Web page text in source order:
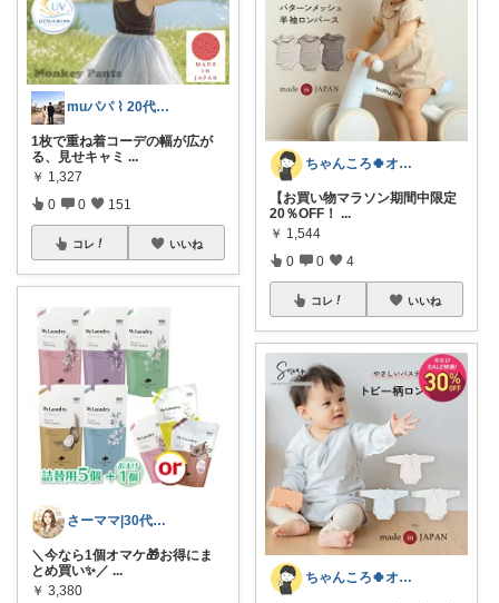
muパパ ⌇ 20代パパの子育て
1枚で重ね着コーデの幅が広が
る、見せキャミ ...
￥ 1,327
0 0 151
コレ いいね
さーママ|30代小2女児ママ🎀
＼今なら1個オマケ🎁お得にま
とめ買い✨／ ...
￥ 3,380
ちゃんころ🍀オリ写/インテリア/キッズ
【お買い物マラソン期間中限定
20％OFF！ ...
￥ 1,544
0 0 4
コレ いいね
ちゃんころ🍀オリ写/インテリア/キッズ